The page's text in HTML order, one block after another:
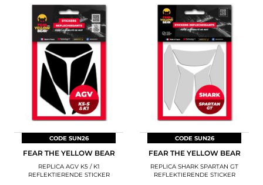
CODE SUN26
FEAR THE YELLOW BEAR
REPLICA AGV K5 / K1
REFLEKTIERENDE STICKER
CODE SUN26
FEAR THE YELLOW BEAR
REPLICA SHARK SPARTAN GT
REFLEKTIERENDE STICKER